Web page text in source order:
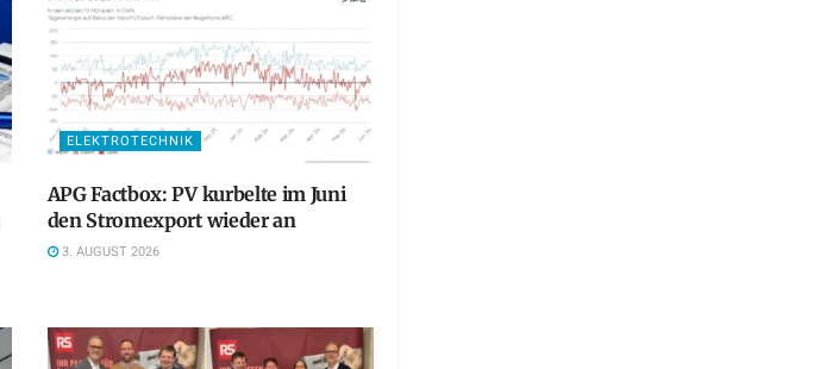
ELEKTROTECHNIK
APG Factbox: PV kurbelte im Juni
den Stromexport wieder an
3. AUGUST 2026